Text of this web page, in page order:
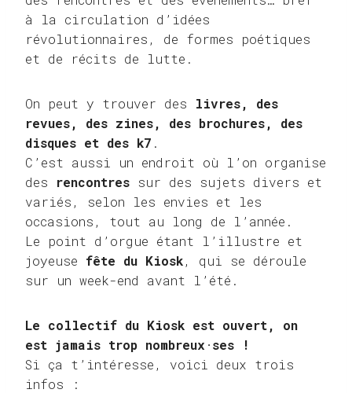
à la circulation d’idées
révolutionnaires, de formes poétiques
et de récits de lutte.
On peut y trouver des livres, des
revues, des zines, des brochures, des
disques et des k7 .
C’est aussi un endroit où l’on organise
des rencontres sur des sujets divers et
variés, selon les envies et les
occasions, tout au long de l’année.
Le point d’orgue étant l’illustre et
joyeuse fête du Kiosk, qui se déroule
sur un week-end avant l’été.
Le collectif du Kiosk est ouvert, on
est jamais trop nombreux·ses !
Si ça t’intéresse, voici deux trois
infos :